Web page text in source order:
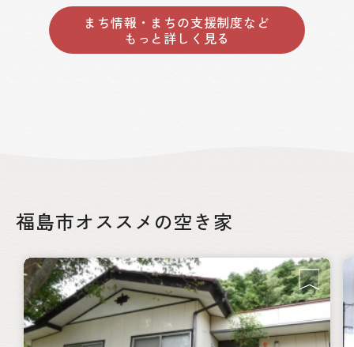
まち情報・まちの支援制度など
もっと詳しく見る
福島市オススメの空き家